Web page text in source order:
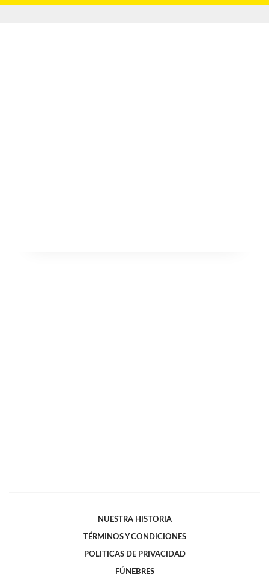
NUESTRA HISTORIA
TÉRMINOS Y CONDICIONES
POLITICAS DE PRIVACIDAD
FÚNEBRES